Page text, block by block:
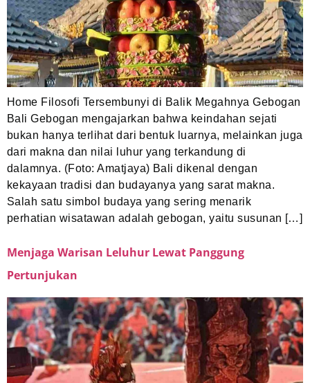
Home Filosofi Tersembunyi di Balik Megahnya Gebogan
Bali Gebogan mengajarkan bahwa keindahan sejati
bukan hanya terlihat dari bentuk luarnya, melainkan juga
dari makna dan nilai luhur yang terkandung di
dalamnya. (Foto: Amatjaya) Bali dikenal dengan
kekayaan tradisi dan budayanya yang sarat makna.
Salah satu simbol budaya yang sering menarik
perhatian wisatawan adalah gebogan, yaitu susunan […]
Menjaga Warisan Leluhur Lewat Panggung
Pertunjukan